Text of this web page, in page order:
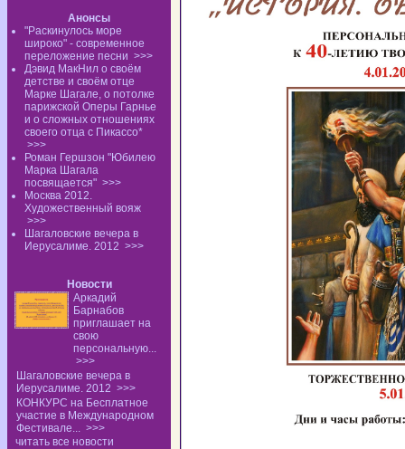
Анонсы
"Раскинулось море
широко" - современное
переложение песни >>>
Дэвид МакНил о своём
детстве и своём отце
Марке Шагале, о потолке
парижской Оперы Гарнье
и о сложных отношениях
своего отца с Пикассо*
>>>
Роман Гершзон "Юбилею
Марка Шагала
посвящается" >>>
Москва 2012.
Художественный вояж
>>>
Шагаловские вечера в
Иерусалиме. 2012 >>>
Новости
Аркадий
Барнабов
приглашает на
свою
персональную...
>>>
Шагаловские вечера в
Иерусалиме. 2012 >>>
КОНКУРС на Бесплатное
участие в Международном
Фестивале... >>>
читать все новости